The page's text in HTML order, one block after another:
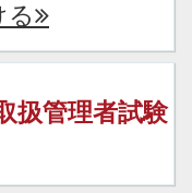
る
扱管理者試験